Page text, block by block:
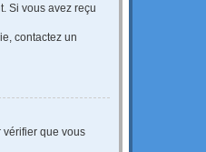
Si vous avez reçu
contactez un
vérifier que vous